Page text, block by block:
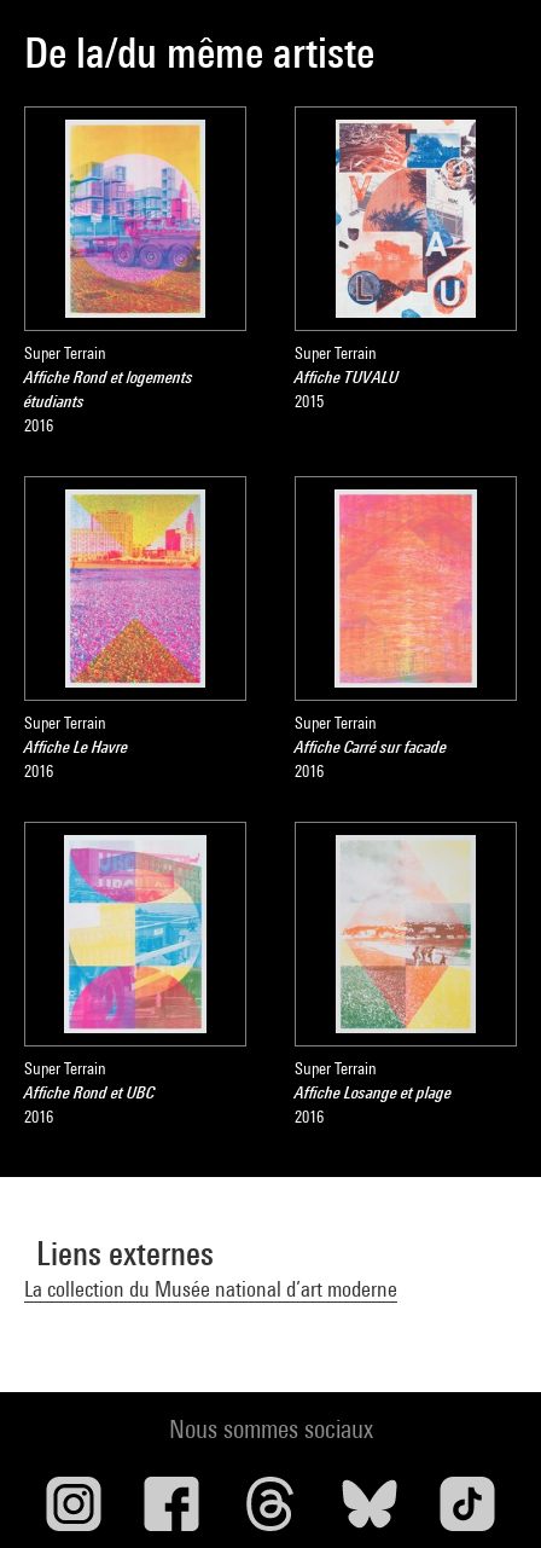
De la/du même artiste
Super Terrain
Affiche Rond et logements
étudiants
2016
Super Terrain
Affiche TUVALU
2015
Super Terrain
Affiche Le Havre
2016
Super Terrain
Affiche Carré sur facade
2016
Super Terrain
Affiche Rond et UBC
2016
Super Terrain
Affiche Losange et plage
2016
Liens externes
La collection du Musée national d’art moderne
Nous sommes sociaux